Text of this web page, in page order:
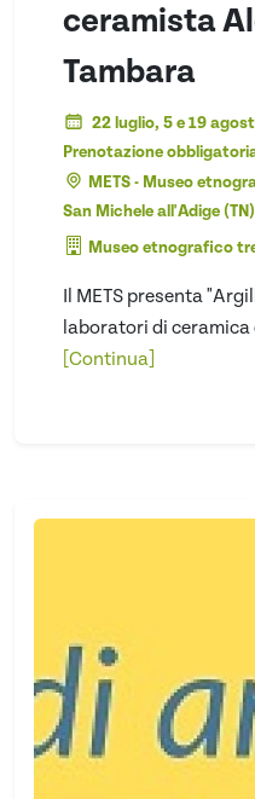
ceramista
Tambara
22 luglio, 5 e 19
Prenotazione
METS - Museo
San Michele all'Adige (TN)
Museo etnografico
Il METS presenta
laboratori di
[Continua]